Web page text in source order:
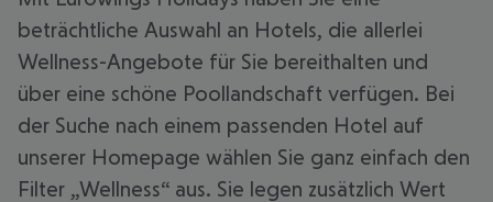
beträchtliche Auswahl an Hotels, die allerlei
Wellness-Angebote für Sie bereithalten und
über eine schöne Poollandschaft verfügen. Bei
der Suche nach einem passenden Hotel auf
unserer Homepage wählen Sie ganz einfach den
Filter „Wellness“ aus. Sie legen zusätzlich Wert